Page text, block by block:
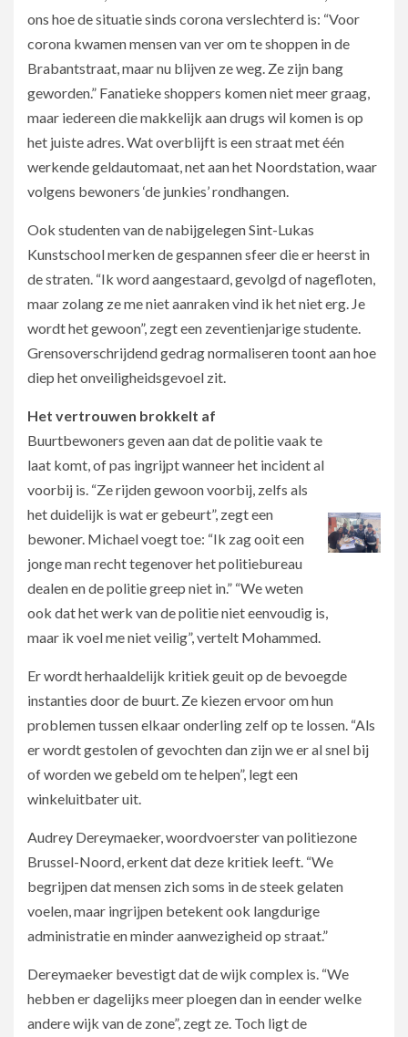
ons hoe de situatie sinds corona verslechterd is: “Voor
corona kwamen mensen van ver om te shoppen in de
Brabantstraat, maar nu blijven ze weg. Ze zijn bang
geworden.” Fanatieke shoppers komen niet meer graag,
maar iedereen die makkelijk aan drugs wil komen is op
het juiste adres. Wat overblijft is een straat met één
werkende geldautomaat, net aan het Noordstation, waar
volgens bewoners ‘de junkies’ rondhangen.
Ook studenten van de nabijgelegen Sint-Lukas
Kunstschool merken de gespannen sfeer die er heerst in
de straten. “Ik word aangestaard, gevolgd of nagefloten,
maar zolang ze me niet aanraken vind ik het niet erg. Je
wordt het gewoon”, zegt een zeventienjarige studente.
Grensoverschrijdend gedrag normaliseren toont aan hoe
diep het onveiligheidsgevoel zit.
Het vertrouwen brokkelt af
Buurtbewoners geven aan dat de politie vaak te
laat komt, of pas ingrijpt wanneer het incident al
voorbij is. “Ze rijden gewoon voorbij, zelfs als
het duidelijk is wat er gebeurt”, zegt een
bewoner. Michael voegt toe: “Ik zag ooit een
jonge man recht tegenover het politiebureau
dealen en de politie greep niet in.” “We weten
ook dat het werk van de politie niet eenvoudig is,
maar ik voel me niet veilig”, vertelt Mohammed.
Er wordt herhaaldelijk kritiek geuit op de bevoegde
instanties door de buurt. Ze kiezen ervoor om hun
problemen tussen elkaar onderling zelf op te lossen. “Als
er wordt gestolen of gevochten dan zijn we er al snel bij
of worden we gebeld om te helpen”, legt een
winkeluitbater uit.
Audrey Dereymaeker, woordvoerster van politiezone
Brussel-Noord, erkent dat deze kritiek leeft. “We
begrijpen dat mensen zich soms in de steek gelaten
voelen, maar ingrijpen betekent ook langdurige
administratie en minder aanwezigheid op straat.”
Dereymaeker bevestigt dat de wijk complex is. “We
hebben er dagelijks meer ploegen dan in eender welke
andere wijk van de zone”, zegt ze. Toch ligt de